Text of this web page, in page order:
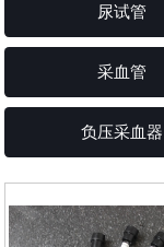
尿试管
采血管
负压采血器